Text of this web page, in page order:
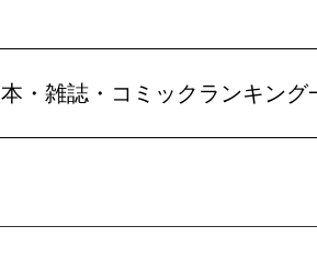
本・雑誌・コミックランキング